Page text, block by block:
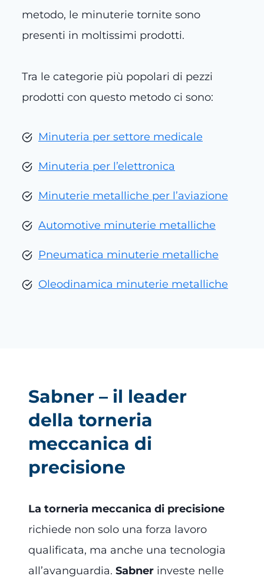
metodo, le minuterie tornite sono
presenti in moltissimi prodotti.
Tra le categorie più popolari di pezzi
prodotti con questo metodo ci sono:
Minuteria per settore medicale
Minuteria per l’elettronica
Minuterie metalliche per l’aviazione
Automotive minuterie metalliche
Pneumatica minuterie metalliche
Oleodinamica minuterie metalliche
Sabner – il leader
della torneria
meccanica di
precisione
La torneria meccanica di precisione
richiede non solo una forza lavoro
qualificata, ma anche una tecnologia
all’avanguardia. Sabner investe nelle